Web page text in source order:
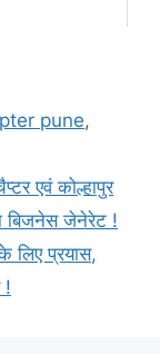
pune,
एवं कोल्हापुर
बिजनेस जेनेरेट !
लिए प्रयास,
!